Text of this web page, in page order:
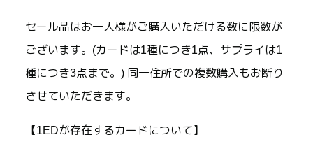
セール品はお一人様がご購入いただける数に限数が
ございます。(カードは1種につき1点、サプライは1
種につき3点まで。) 同一住所での複数購入もお断り
させていただきます。
【1EDが存在するカードについて】